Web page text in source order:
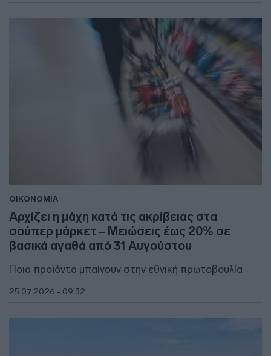
ΟΙΚΟΝΟΜΙΑ
Αρχίζει η μάχη κατά τις ακρίβειας στα
σούπερ μάρκετ – Μειώσεις έως 20% σε
βασικά αγαθά από 31 Αυγούστου
Ποια προϊόντα μπαίνουν στην εθνική πρωτοβουλία
25.07.2026 - 09:32